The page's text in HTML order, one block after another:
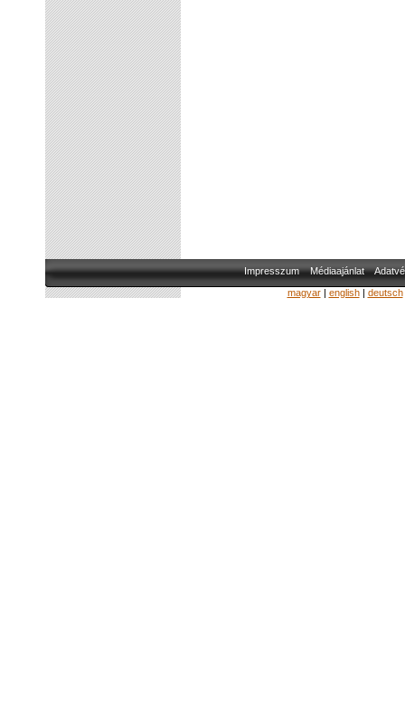
Impresszum Médiaajánlat
magyar| english| deutsch